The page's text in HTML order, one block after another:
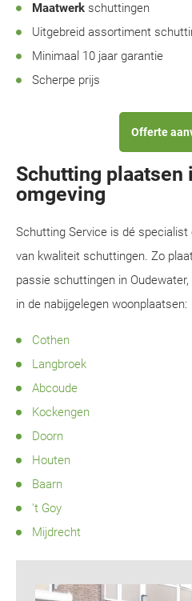
Maatwerk schuttingen
Uitgebreid assortiment
Minimaal 10 jaar garantie
Scherpe prijs
Offerte
Schutting plaatsen
omgeving
Schutting Service is dé
van kwaliteit schuttingen. Zo
passie schuttingen in
in de nabijgelegen woonplaatsen:
Cothen
Langbroek
Abcoude
Kockengen
Doorn
Houten
Baarn
't Goy
Mijdrecht